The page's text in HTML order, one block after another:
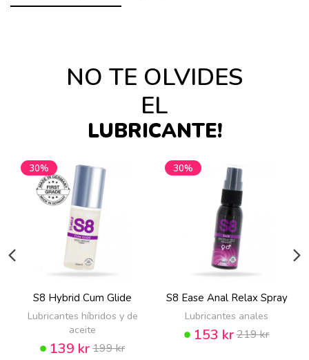
NO TE OLVIDES
EL
LUBRICANTE!
30%
S8 Hybrid Cum Glide
Lubricantes híbridos y de
aceite
139 kr199 kr
30%
S8 Ease Anal Relax Spray
Lubricantes anales
153 kr219 kr